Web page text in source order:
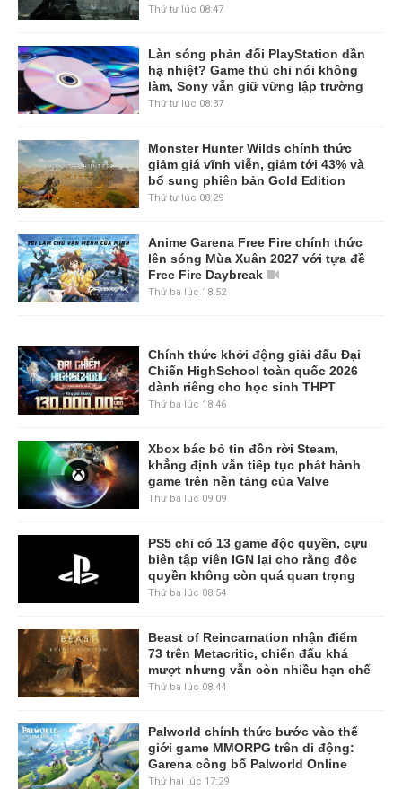
Thứ tư lúc 08:47
Làn sóng phản đối PlayStation dần
hạ nhiệt? Game thủ chỉ nói không
làm, Sony vẫn giữ vững lập trường
Thứ tư lúc 08:37
Monster Hunter Wilds chính thức
giảm giá vĩnh viễn, giảm tới 43% và
bổ sung phiên bản Gold Edition
Thứ tư lúc 08:29
Anime Garena Free Fire chính thức
lên sóng Mùa Xuân 2027 với tựa đề
Free Fire Daybreak
Thứ ba lúc 18:52
Chính thức khởi động giải đấu Đại
Chiến HighSchool toàn quốc 2026
dành riêng cho học sinh THPT
Thứ ba lúc 18:46
Xbox bác bỏ tin đồn rời Steam,
khẳng định vẫn tiếp tục phát hành
game trên nền tảng của Valve
Thứ ba lúc 09:09
PS5 chỉ có 13 game độc quyền, cựu
biên tập viên IGN lại cho rằng độc
quyền không còn quá quan trọng
Thứ ba lúc 08:54
Beast of Reincarnation nhận điểm
73 trên Metacritic, chiến đấu khá
mượt nhưng vẫn còn nhiều hạn chế
Thứ ba lúc 08:44
Palworld chính thức bước vào thế
giới game MMORPG trên di động:
Garena công bố Palworld Online
Thứ hai lúc 17:29